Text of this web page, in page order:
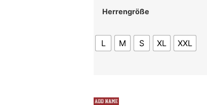
Herrengröße
L M S XL XXL